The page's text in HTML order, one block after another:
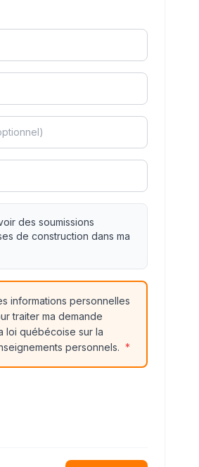
des soumissions
de construction dans ma
informations personnelles
traiter ma demande
loi québécoise sur la
personnels. *